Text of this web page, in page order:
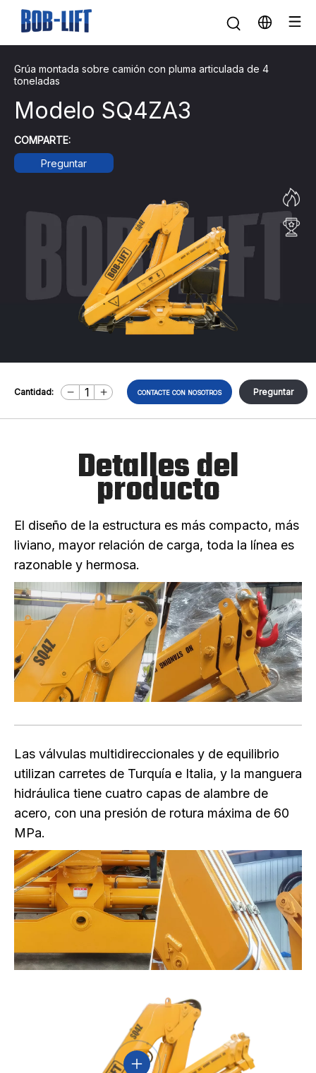
Grúa montada sobre camión con pluma articulada de 4
toneladas
Modelo SQ4ZA3
COMPARTE:
Preguntar
Cantidad: CONTACTE CON NOSOTROS Preguntar
Detalles del
producto
El diseño de la estructura es más compacto, más
liviano, mayor relación de carga, toda la línea es
razonable y hermosa.
Las válvulas multidireccionales y de equilibrio
utilizan carretes de Turquía e Italia, y la manguera
hidráulica tiene cuatro capas de alambre de
acero, con una presión de rotura máxima de 60
MPa.